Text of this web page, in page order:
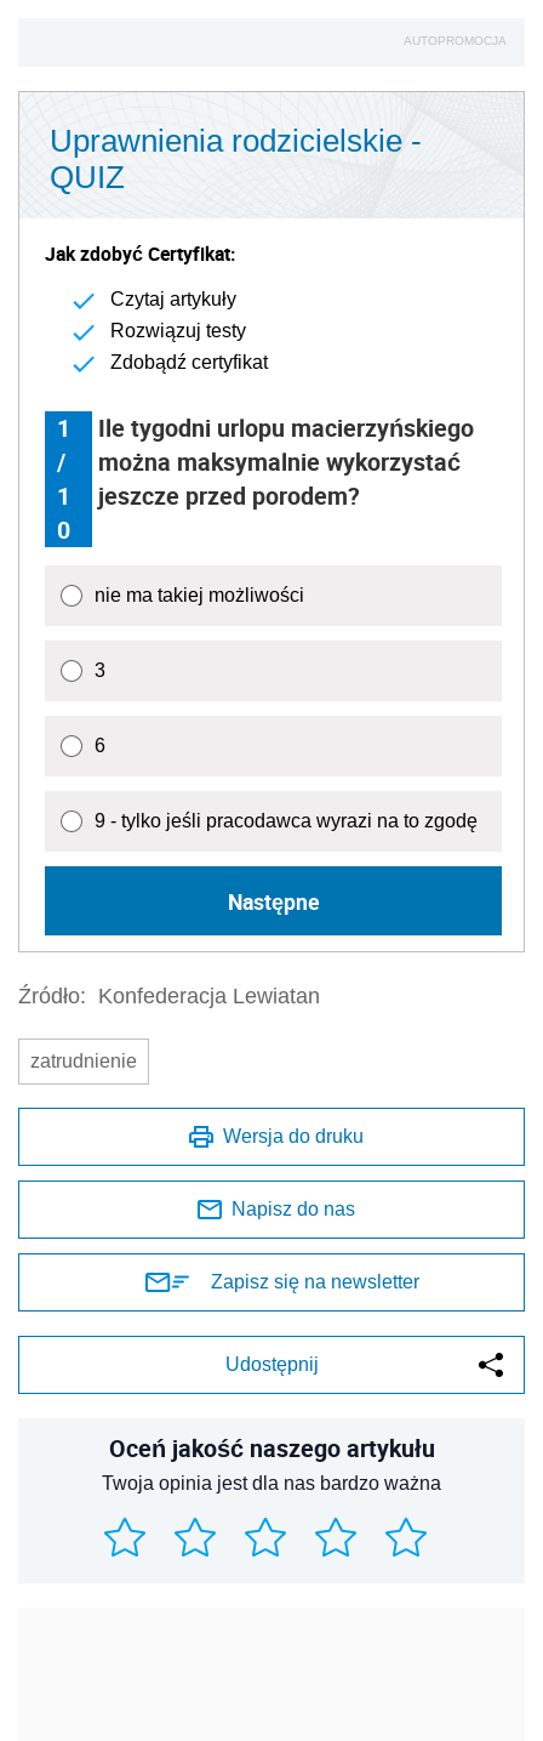
AUTOPROMOCJA
Uprawnienia rodzicielskie -
QUIZ
Jak zdobyć Certyfikat:
Czytaj artykuły
Rozwiązuj testy
Zdobądź certyfikat
1
/
1
0
Ile tygodni urlopu macierzyńskiego
można maksymalnie wykorzystać
jeszcze przed porodem?
nie ma takiej możliwości
3
6
9 - tylko jeśli pracodawca wyrazi na to zgodę
Następne
Źródło: Konfederacja Lewiatan
zatrudnienie
Wersja do druku
Napisz do nas
Zapisz się na newsletter
Udostępnij
Oceń jakość naszego artykułu
Twoja opinia jest dla nas bardzo ważna